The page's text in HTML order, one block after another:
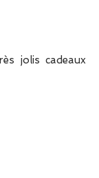
jolis cadeaux